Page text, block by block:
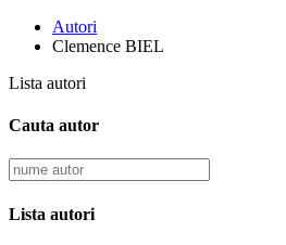
Autori
Clemence BIEL
Lista autori
Cauta autor
Lista autori